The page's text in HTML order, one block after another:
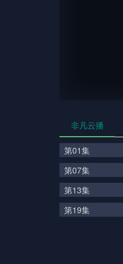
非凡云播
第01集
第07集
第13集
第19集